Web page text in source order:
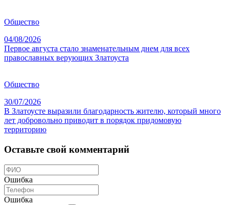
Общество
04/08/2026
Первое августа стало знаменательным днем для всех
православных верующих Златоуста
Общество
30/07/2026
В Златоусте выразили благодарность жителю, который много
лет добровольно приводит в порядок придомовую
территорию
Оставьте свой комментарий
Ошибка
Ошибка